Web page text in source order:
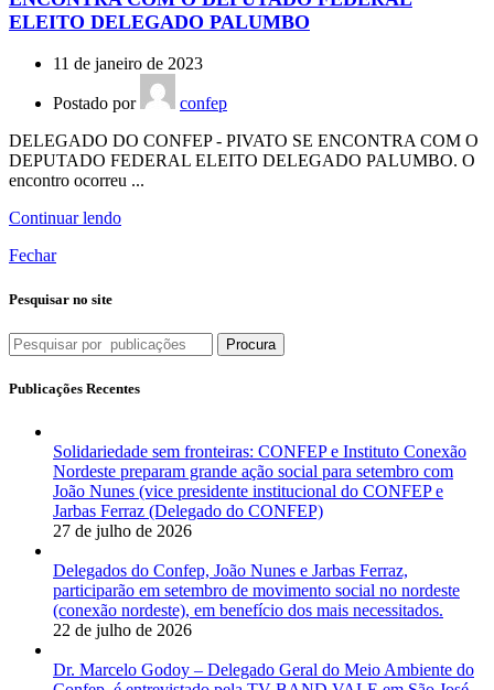
ELEITO DELEGADO PALUMBO
11 de janeiro de 2023
Postado por
confep
DELEGADO DO CONFEP - PIVATO SE ENCONTRA COM O
DEPUTADO FEDERAL ELEITO DELEGADO PALUMBO. O
encontro ocorreu ...
Continuar lendo
Fechar
Pesquisar no site
Procura
Publicações Recentes
Solidariedade sem fronteiras: CONFEP e Instituto Conexão
Nordeste preparam grande ação social para setembro com
João Nunes (vice presidente institucional do CONFEP e
Jarbas Ferraz (Delegado do CONFEP)
27 de julho de 2026
Delegados do Confep, João Nunes e Jarbas Ferraz,
participarão em setembro de movimento social no nordeste
(conexão nordeste), em benefício dos mais necessitados.
22 de julho de 2026
Dr. Marcelo Godoy – Delegado Geral do Meio Ambiente do